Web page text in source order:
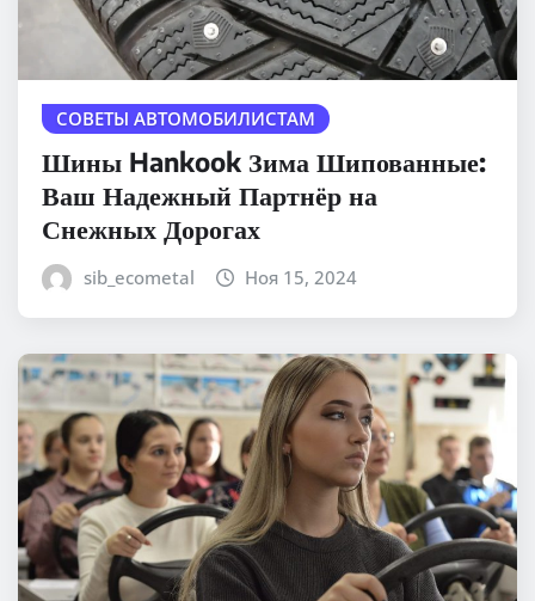
СОВЕТЫ АВТОМОБИЛИСТАМ
Шины Hankook Зима Шипованные:
Ваш Надежный Партнёр на
Снежных Дорогах
sib_ecometal Ноя 15, 2024